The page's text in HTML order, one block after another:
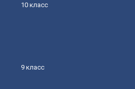
10 класс
9 класс